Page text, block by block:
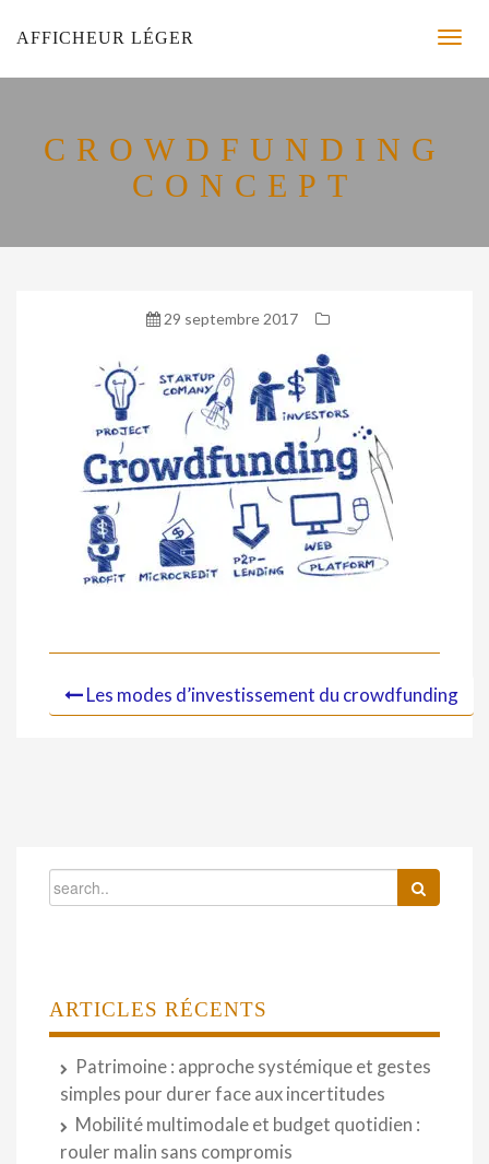
AFFICHEUR LÉGER
CROWDFUNDING
CONCEPT
29 septembre 2017
Les modes d’investissement du crowdfunding
ARTICLES RÉCENTS
Patrimoine : approche systémique et gestes
simples pour durer face aux incertitudes
Mobilité multimodale et budget quotidien :
rouler malin sans compromis